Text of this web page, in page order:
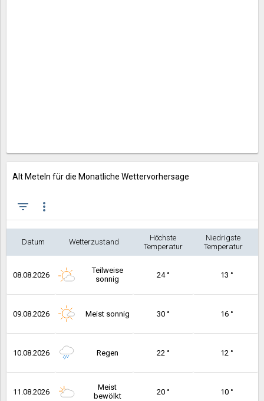
Alt Meteln für die Monatliche Wettervorhersage
filter_list more_vert
Datum Wetterzustand
Höchste
Temperatur
Niedrigste
Temperatur
08.08.2026
Teilweise
sonnig
24 ° 13 °
09.08.2026 Meist sonnig 30 ° 16 °
10.08.2026 Regen 22 ° 12 °
11.08.2026
Meist
bewölkt
20 ° 10 °